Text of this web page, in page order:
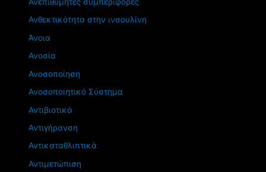
Ανθεκτικότητα στην ινσουλίνη
Άνοια
Ανοσία
Ανοσοποίηση
Ανοσοποιητικό Σύστημα
Αντιβιοτικά
Αντιγήρανση
Αντικαταθλιπτικά
Αντιμετώπιση